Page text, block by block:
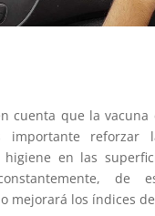
cuenta que la vacuna
importante reforzar
en las
de
mejorará los índices